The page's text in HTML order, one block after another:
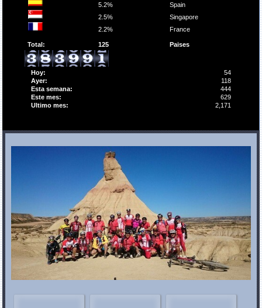
5.2%
Spain
2.5%
Singapore
2.2%
France
Total: 125 Paises
Hoy:
54
Ayer:
118
Esta semana:
444
Este mes:
629
Ultimo mes:
2,171